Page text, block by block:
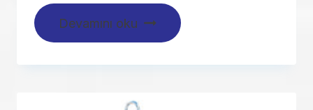
Devamını oku